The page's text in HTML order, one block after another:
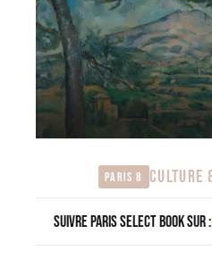
Paris 8 CULTURE
Suivre Paris Select Book sur :